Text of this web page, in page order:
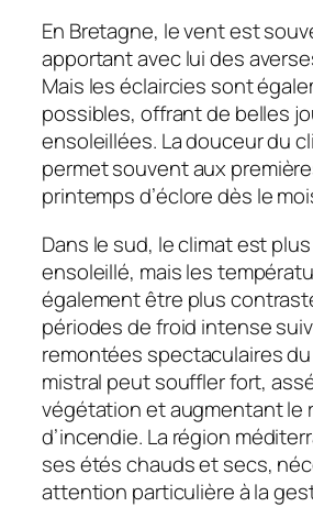
En Bretagne, le vent est
apportant avec lui des
Mais les éclaircies sont
possibles, offrant de belles
ensoleillées. La douceur du
permet souvent aux
printemps d’éclore dès le
Dans le sud, le climat est
ensoleillé, mais les
également être plus
périodes de froid intense
remontées spectaculaires du
mistral peut souffler fort,
végétation et augmentant le
d’incendie. La région
ses étés chauds et secs,
attention particulière à la